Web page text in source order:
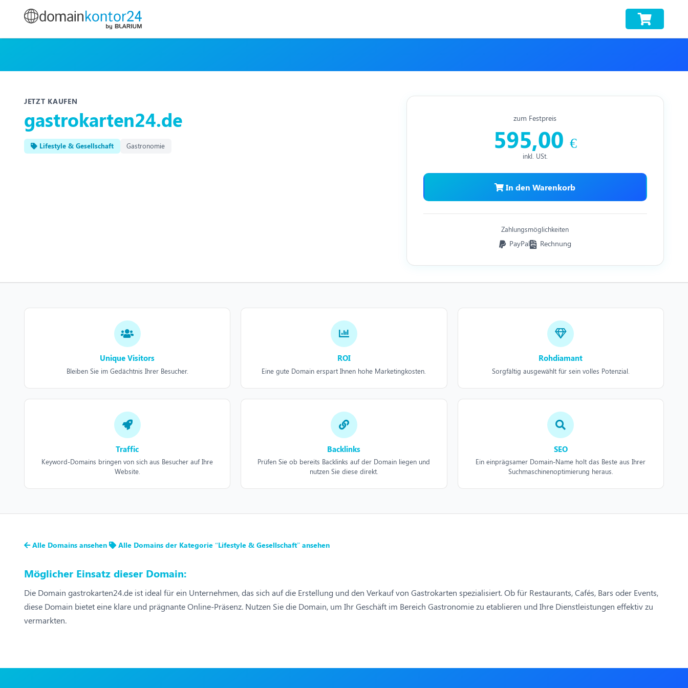
JETZT KAUFEN
gastrokarten24.de
Lifestyle & Gesellschaft Gastronomie
zum Festpreis
595,00 €
inkl. USt.
In den Warenkorb
Zahlungsmöglichkeiten
PayPal Rechnung
Unique Visitors
Bleiben Sie im Gedächtnis Ihrer Besucher.
ROI
Eine gute Domain erspart Ihnen hohe Marketingkosten.
Rohdiamant
Sorgfältig ausgewählt für sein volles Potenzial.
Traffic
Keyword-Domains bringen von sich aus Besucher auf Ihre
Website.
Backlinks
Prüfen Sie ob bereits Backlinks auf der Domain liegen und
nutzen Sie diese direkt.
SEO
Ein einprägsamer Domain-Name holt das Beste aus Ihrer
Suchmaschinenoptimierung heraus.
Alle Domains ansehen Alle Domains der Kategorie “Lifestyle & Gesellschaft” ansehen
Möglicher Einsatz dieser Domain:
Die Domain gastrokarten24.de ist ideal für ein Unternehmen, das sich auf die Erstellung und den Verkauf von Gastrokarten spezialisiert. Ob für Restaurants, Cafés, Bars oder Events,
diese Domain bietet eine klare und prägnante Online-Präsenz. Nutzen Sie die Domain, um Ihr Geschäft im Bereich Gastronomie zu etablieren und Ihre Dienstleistungen effektiv zu
vermarkten.